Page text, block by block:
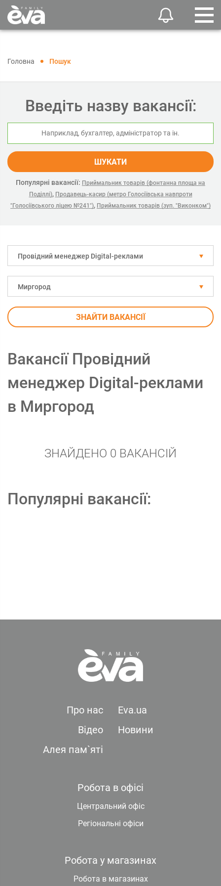
Головна Пошук
Введіть назву вакансії:
ШУКАТИ
Популярні вакансії: Приймальник товарів (фонтанна площа на
Поділлі), Продавець-касир (метро Голосіївська навпроти
"Голосіївського ліцею №241"), Приймальник товарів (зуп. "Виконком")
Провідний менеджер Digital-реклами
Миргород
ЗНАЙТИ ВАКАНСІЇ
Вакансії Провідний
менеджер Digital-реклами
в Миргород
ЗНАЙДЕНО 0 ВАКАНСІЙ
Популярні вакансії:
Про нас
Eva.ua
Відео
Новини
Алея пам`яті
Робота в офісі
Центральний офіс
Регіональні офіси
Робота у магазинах
Робота в магазинах